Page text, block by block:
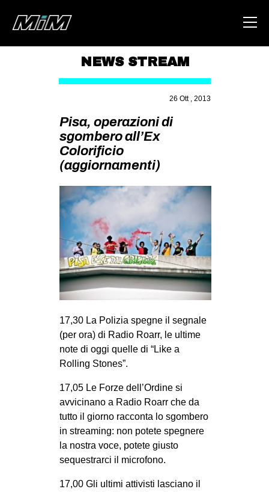
AREA
DEGENERAZIONE
GAZA FREESTYLE
CSOA LAMBRETTA
STUDENTI TSUNAMI
ZAM
MILANO
SPAZI
SPORT POPOLARE
MOVIMENTI
AMBIENTE
ANTIFASCISMO
DIRITTO ALL’ABITARE
GENERI
MIGRAZIONI
PRECARIATO
NEWS STREAM
26 Ott , 2013
Pisa, operazioni di
sgombero all’Ex
Colorificio
(aggiornamenti)
17,30 La Polizia spegne il segnale
(per ora) di Radio Roarr, le ultime
note di oggi quelle di “Like a
Rolling Stones”.
17,05 Le Forze dell’Ordine si
avvicinano a Radio Roarr che da
tutto il giorno racconta lo sgombero
in streaming: non potete spegnere
la nostra voce, potete giusto
sequestrarci il microfono.
17,00 Gli ultimi attivisti lasciano il